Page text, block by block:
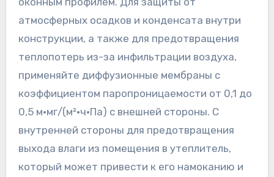
атмосферных осадков и конденсата внутри
конструкции, а также для предотвращения
теплопотерь из-за инфильтрации воздуха,
применяйте диффузионные мембраны с
коэффициентом паропроницаемости от 0,1 до
0,5 м·мг/(м²·ч·Па) с внешней стороны. С
внутренней стороны для предотвращения
выхода влаги из помещения в утеплитель,
который может привести к его намоканию и